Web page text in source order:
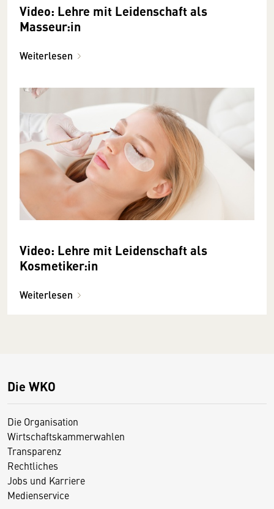
Video: Lehre mit Leidenschaft als
Masseur:in
Weiterlesen
Video: Lehre mit Leidenschaft als
Kosmetiker:in
Weiterlesen
Die WKO
Die Organisation
Wirtschaftskammerwahlen
Transparenz
Rechtliches
Jobs und Karriere
Medienservice